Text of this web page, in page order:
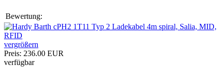
Bewertung:
vergrößern
Preis: 236.00 EUR
verfügbar